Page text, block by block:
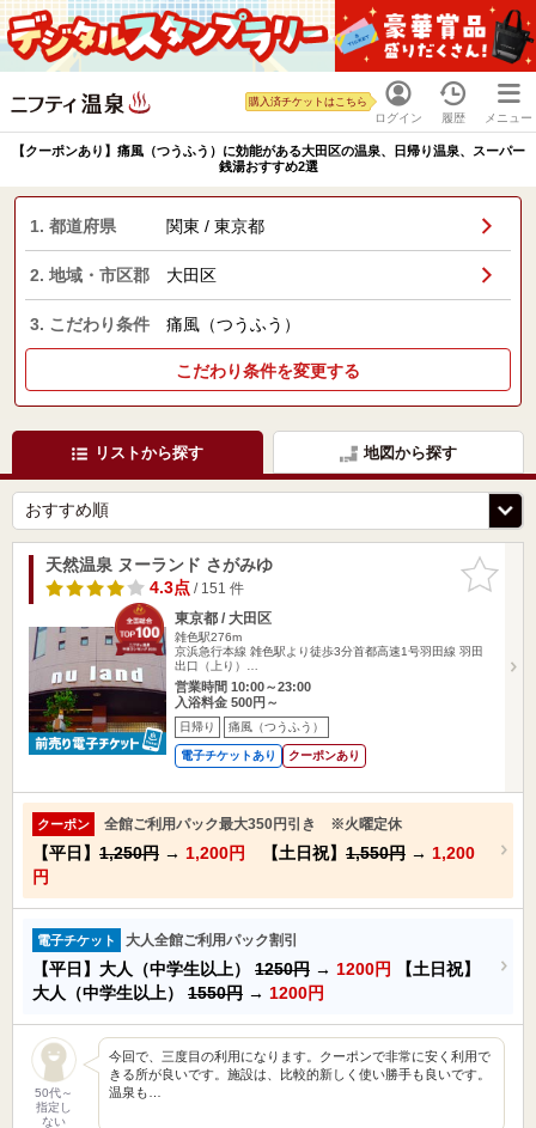
ログイン
購入済チケットはこちら
履歴 メニュー
【クーポンあり】痛風（つうふう）に効能がある大田区の温泉、日帰り温泉、スーパー
銭湯おすすめ2選
1. 都道府県 関東 / 東京都
2. 地域・市区郡 大田区
3. こだわり条件 痛風（つうふう）
こだわり条件を変更する
リストから探す 地図から探す
お気に入
りに追加
天然温泉 ヌーランド さがみゆ
4.3点/ 151 件
東京都 / 大田区
雑色駅276m
京浜急行本線 雑色駅より徒歩3分首都高速1号羽田線 羽田
出口（上り）…
営業時間 10:00～23:00
入浴料金 500円～
日帰り 痛風（つうふう）
電子チケットあり クーポンあり
クーポン 全館ご利用パック最大350円引き ※火曜定休
【平日】 1,250円 → 1,200円 【土日祝】 1,550円 → 1,200
円
電子チケット 大人全館ご利用パック割引
【平日】大人（中学生以上） 1250円 → 1200円
【土日祝】
大人（中学生以上） 1550円 → 1200円
50代～
指定し
ない
今回で、三度目の利用になります。クーポンで非常に安く利用で
きる所が良いです。施設は、比較的新しく使い勝手も良いです。
温泉も…